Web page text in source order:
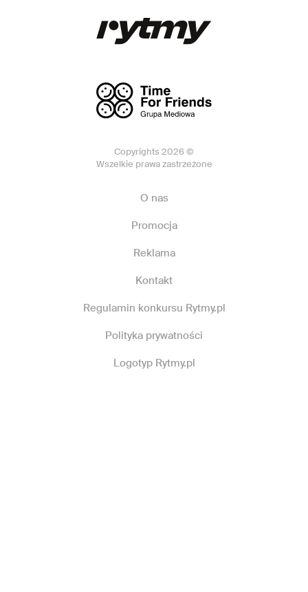
Copyrights 2026 ©
Wszelkie prawa zastrzeżone
O nas
Promocja
Reklama
Kontakt
Regulamin konkursu Rytmy.pl
Polityka prywatności
Logotyp Rytmy.pl